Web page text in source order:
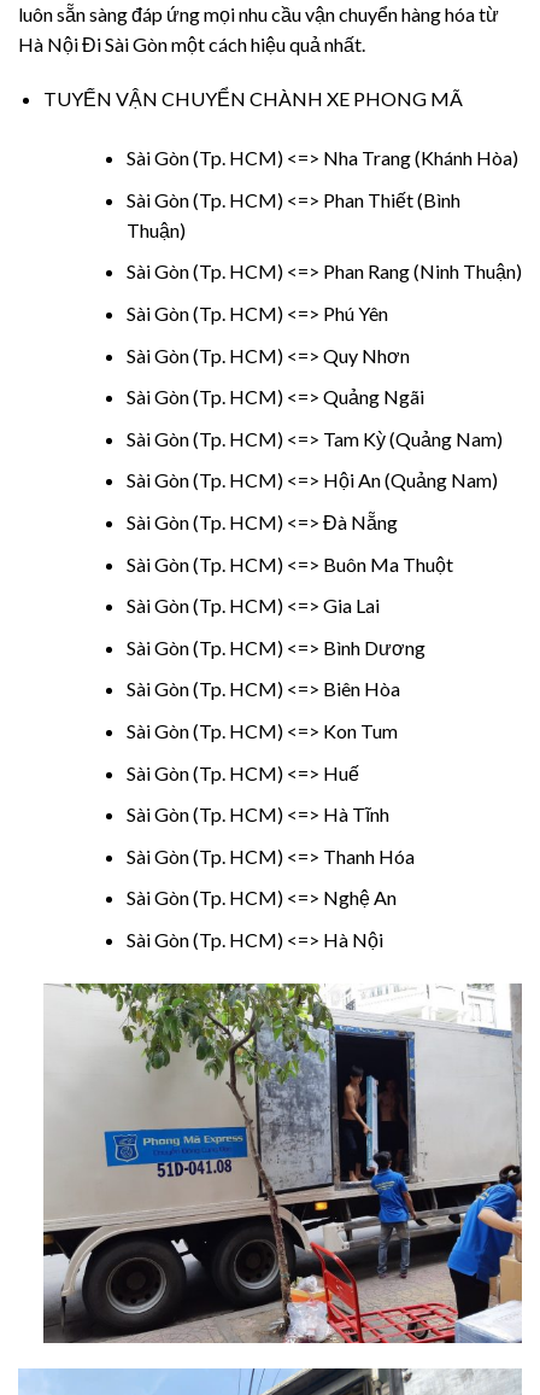
luôn sẵn sàng đáp ứng mọi nhu cầu vận chuyển hàng hóa từ
Hà Nội Đi Sài Gòn một cách hiệu quả nhất.
TUYẾN VẬN CHUYỂN CHÀNH XE PHONG MÃ
Sài Gòn (Tp. HCM) <=> Nha Trang (Khánh Hòa)
Sài Gòn (Tp. HCM) <=> Phan Thiết (Bình
Thuận)
Sài Gòn (Tp. HCM) <=> Phan Rang (Ninh Thuận)
Sài Gòn (Tp. HCM) <=> Phú Yên
Sài Gòn (Tp. HCM) <=> Quy Nhơn
Sài Gòn (Tp. HCM) <=> Quảng Ngãi
Sài Gòn (Tp. HCM) <=> Tam Kỳ (Quảng Nam)
Sài Gòn (Tp. HCM) <=> Hội An (Quảng Nam)
Sài Gòn (Tp. HCM) <=> Đà Nẵng
Sài Gòn (Tp. HCM) <=> Buôn Ma Thuột
Sài Gòn (Tp. HCM) <=> Gia Lai
Sài Gòn (Tp. HCM) <=> Bình Dương
Sài Gòn (Tp. HCM) <=> Biên Hòa
Sài Gòn (Tp. HCM) <=> Kon Tum
Sài Gòn (Tp. HCM) <=> Huế
Sài Gòn (Tp. HCM) <=> Hà Tĩnh
Sài Gòn (Tp. HCM) <=> Thanh Hóa
Sài Gòn (Tp. HCM) <=> Nghệ An
Sài Gòn (Tp. HCM) <=> Hà Nội